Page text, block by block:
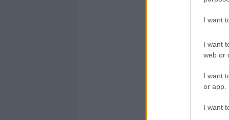
I want
I want
web or
I want
or app.
I want